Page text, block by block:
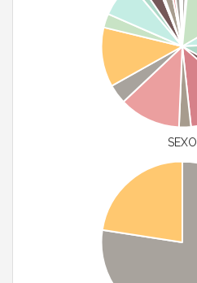
SEXO